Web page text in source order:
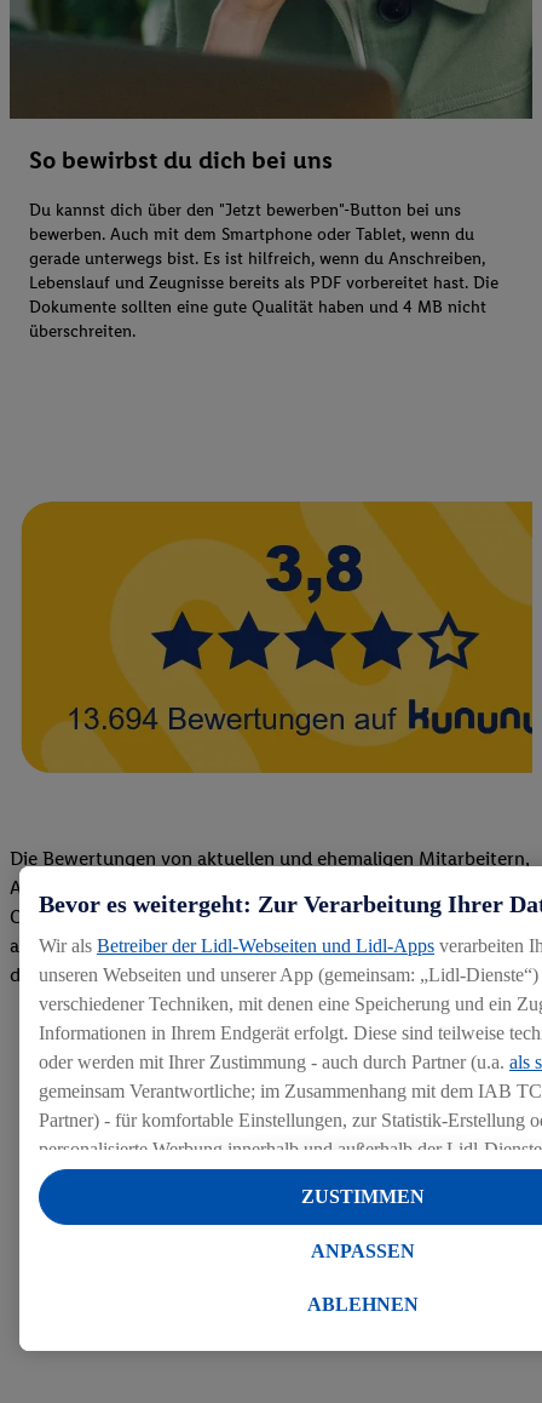
So bewirbst du dich bei uns
Du kannst dich über den "Jetzt bewerben"-Button bei uns
bewerben. Auch mit dem Smartphone oder Tablet, wenn du
gerade unterwegs bist. Es ist hilfreich, wenn du Anschreiben,
Lebenslauf und Zeugnisse bereits als PDF vorbereitet hast. Die
Dokumente sollten eine gute Qualität haben und 4 MB nicht
überschreiten.
Die Bewertungen von aktuellen und ehemaligen Mitarbeitern,
Azubis und externen Bewerbern haben uns zu einer Top
Company gemacht. Wir freuen uns über unseren guten Score
auf dem Arbeitgeber-Bewertungsportal kununu.Hier geht's zu
den Bewertungen
Bevor es weitergeht: Zur Verarbeitung Ihrer
Wir als Betreiber der Lidl-Webseiten und Lidl-Apps verarbeiten
unseren Webseiten und unserer App (gemeinsam: „Lidl-
verschiedener Techniken, mit denen eine Speicherung und ein
Informationen in Ihrem Endgerät erfolgt. Diese sind teilweise
oder werden mit Ihrer Zustimmung - auch durch Partner (u.a. als
gemeinsam Verantwortliche; im Zusammenhang mit dem IAB
Partner) - für komfortable Einstellungen, zur Statistik-Erstellung
personalisierte Werbung innerhalb und außerhalb der Lidl-
Datenverarbeitungen für personalisierte Werbung werden
Werbung auszusteuern und um Dritten die Ausspielung von
werden für diese Zwecke auch Daten aus Ihrem Filial-
Diensten zur Verfügung gestellt, damit dieser alseigenständig
ABLEHNEN
ANPASSEN
ZUSTIMMEN